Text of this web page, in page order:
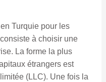
Turquie pour les
à choisir une
La forme la plus
étrangers est
(LLC). Une fois la